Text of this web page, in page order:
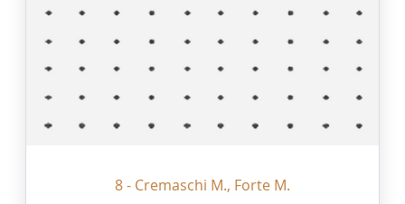
8 - Cremaschi M., Forte M.